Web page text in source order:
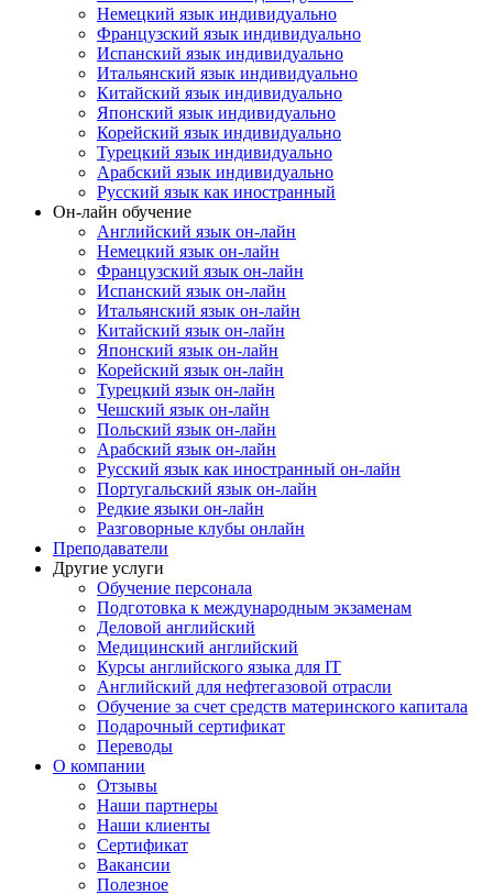
Немецкий язык индивидуально
Французский язык индивидуально
Испанский язык индивидуально
Итальянский язык индивидуально
Китайский язык индивидуально
Японский язык индивидуально
Корейский язык индивидуально
Турецкий язык индивидуально
Арабский язык индивидуально
Русский язык как иностранный
Он-лайн обучение
Английский язык он-лайн
Немецкий язык он-лайн
Французский язык он-лайн
Испанский язык он-лайн
Итальянский язык он-лайн
Китайский язык он-лайн
Японский язык он-лайн
Корейский язык он-лайн
Турецкий язык он-лайн
Чешский язык он-лайн
Польский язык он-лайн
Арабский язык он-лайн
Русский язык как иностранный он-лайн
Португальский язык он-лайн
Редкие языки он-лайн
Разговорные клубы онлайн
Преподаватели
Другие услуги
Обучение персонала
Подготовка к международным экзаменам
Деловой английский
Медицинский английский
Курсы английского языка для IT
Английский для нефтегазовой отрасли
Обучение за счет средств материнского капитала
Подарочный сертификат
Переводы
О компании
Отзывы
Наши партнеры
Наши клиенты
Сертификат
Вакансии
Полезное